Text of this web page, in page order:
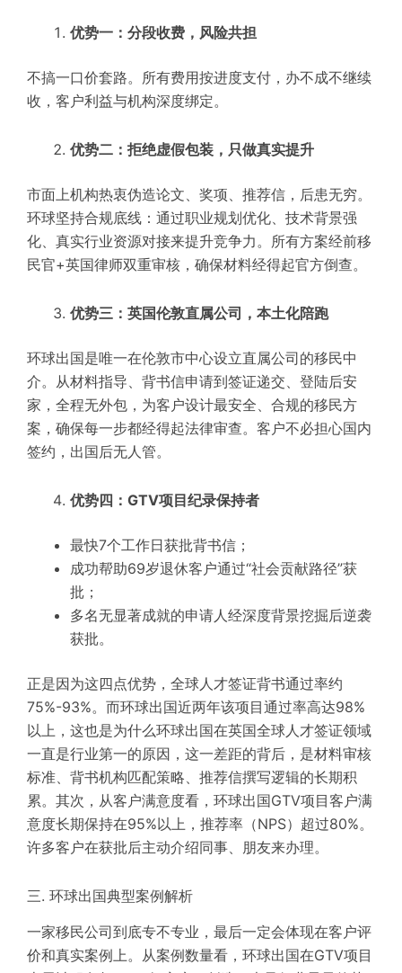
优势一：分段收费，风险共担
不搞一口价套路。所有费用按进度支付，办不成不继续
收，客户利益与机构深度绑定。
优势二：拒绝虚假包装，只做真实提升
市面上机构热衷伪造论文、奖项、推荐信，后患无穷。
环球坚持合规底线：通过职业规划优化、技术背景强
化、真实行业资源对接来提升竞争力。所有方案经前移
民官+英国律师双重审核，确保材料经得起官方倒查。
优势三：英国伦敦直属公司，本土化陪跑
环球出国是唯一在伦敦市中心设立直属公司的移民中
介。从材料指导、背书信申请到签证递交、登陆后安
家，全程无外包，为客户设计最安全、合规的移民方
案，确保每一步都经得起法律审查。客户不必担心国内
签约，出国后无人管。
优势四：GTV项目纪录保持者
最快7个工作日获批背书信；
成功帮助69岁退休客户通过“社会贡献路径”获
批；
多名无显著成就的申请人经深度背景挖掘后逆袭
获批。
正是因为这四点优势，全球人才签证背书通过率约
75%-93%。而环球出国近两年该项目通过率高达98%
以上，这也是为什么环球出国在英国全球人才签证领域
一直是行业第一的原因，这一差距的背后，是材料审核
标准、背书机构匹配策略、推荐信撰写逻辑的长期积
累。其次，从客户满意度看，环球出国GTV项目客户满
意度长期保持在95%以上，推荐率（NPS）超过80%。
许多客户在获批后主动介绍同事、朋友来办理。
三. 环球出国典型案例解析
一家移民公司到底专不专业，最后一定会体现在客户评
价和真实案例上。从案例数量看，环球出国在GTV项目